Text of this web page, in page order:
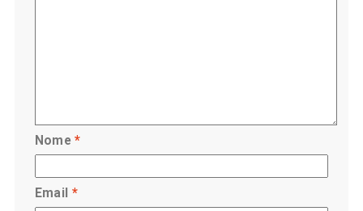
Nome*
Email *